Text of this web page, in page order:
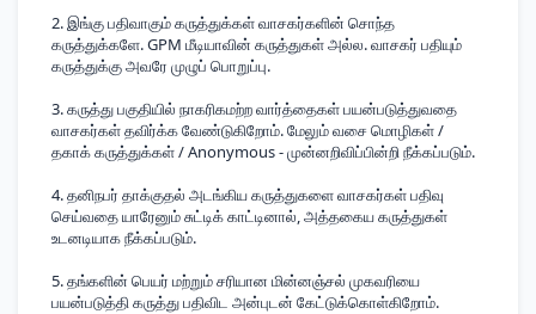
2. இங்கு பதிவாகும் கருத்துக்கள் வாசகர்களின் சொந்த
கருத்துக்களே. GPM மீடியாவின் கருத்துகள் அல்ல. வாசகர் பதியும்
கருத்துக்கு அவரே முழுப் பொறுப்பு.
3. கருத்து பகுதியில் நாகரிகமற்ற வார்த்தைகள் பயன்படுத்துவதை
வாசகர்கள் தவிர்க்க வேண்டுகிறோம். மேலும் வசை மொழிகள் /
தகாக் கருத்துக்கள் / Anonymous - முன்னறிவிப்பின்றி நீக்கப்படும்.
4. தனிநபர் தாக்குதல் அடங்கிய கருத்துகளை வாசகர்கள் பதிவு
செய்வதை யாரேனும் சுட்டிக் காட்டினால், அத்தகைய கருத்துகள்
உடனடியாக நீக்கப்படும்.
5. தங்களின் பெயர் மற்றும் சரியான மின்னஞ்சல் முகவரியை
பயன்படுத்தி கருத்து பதிவிட அன்புடன் கேட்டுக்கொள்கிறோம்.